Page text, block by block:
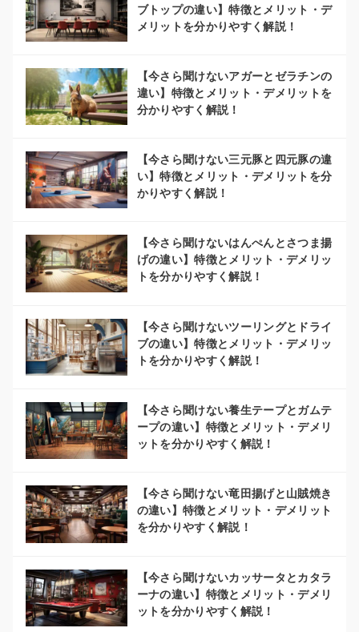
ブトップの違い】特徴とメリット・デ
メリットを分かりやすく解説！
【今さら聞けないアガーとゼラチンの
違い】特徴とメリット・デメリットを
分かりやすく解説！
【今さら聞けない三元豚と四元豚の違
い】特徴とメリット・デメリットを分
かりやすく解説！
【今さら聞けないはんぺんとさつま揚
げの違い】特徴とメリット・デメリッ
トを分かりやすく解説！
【今さら聞けないツーリングとドライ
ブの違い】特徴とメリット・デメリッ
トを分かりやすく解説！
【今さら聞けない養生テープとガムテ
ープの違い】特徴とメリット・デメリ
ットを分かりやすく解説！
【今さら聞けない竜田揚げと山賊焼き
の違い】特徴とメリット・デメリット
を分かりやすく解説！
【今さら聞けないカッサータとカタラ
ーナの違い】特徴とメリット・デメリ
ットを分かりやすく解説！